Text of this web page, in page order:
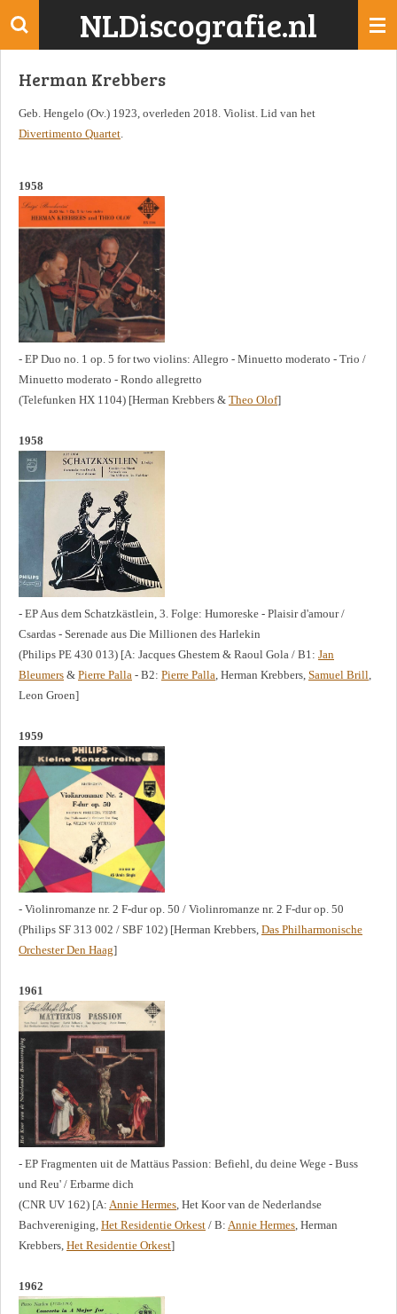
Ga
de
NLDiscografie.nl
Herman Krebbers
Geb. Hengelo (Ov.) 1923, overleden 2018. Violist. Lid van het
Divertimento Quartet.
1958
- EP Duo no. 1 op. 5 for two violins: Allegro - Minuetto moderato - Trio /
Minuetto moderato - Rondo allegretto
(Telefunken HX 1104) [Herman Krebbers & Theo Olof]
1958
- EP Aus dem Schatzkästlein, 3. Folge: Humoreske - Plaisir d'amour /
Csardas - Serenade aus Die Millionen des Harlekin
(Philips PE 430 013) [A: Jacques Ghestem & Raoul Gola / B1: Jan
Bleumers & Pierre Palla - B2: Pierre Palla, Herman Krebbers, Samuel Brill,
Leon Groen]
1959
- Violinromanze nr. 2 F-dur op. 50 / Violinromanze nr. 2 F-dur op. 50
(Philips SF 313 002 / SBF 102) [Herman Krebbers, Das Philharmonische
Orchester Den Haag]
1961
- EP Fragmenten uit de Mattäus Passion: Befiehl, du deine Wege - Buss
und Reu' / Erbarme dich
(CNR UV 162) [A: Annie Hermes, Het Koor van de Nederlandse
Bachvereniging, Het Residentie Orkest / B: Annie Hermes, Herman
Krebbers, Het Residentie Orkest]
1962